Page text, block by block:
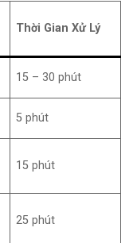
Thời Gian Xử Lý
15 – 30 phút
5 phút
15 phút
25 phút